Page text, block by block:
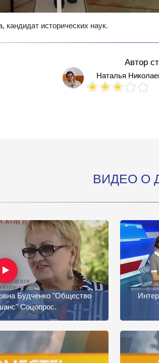
кандидат исторических наук.
Автор
Наталья
ВИДЕО О
Будченко "Общество
Соцопрос.